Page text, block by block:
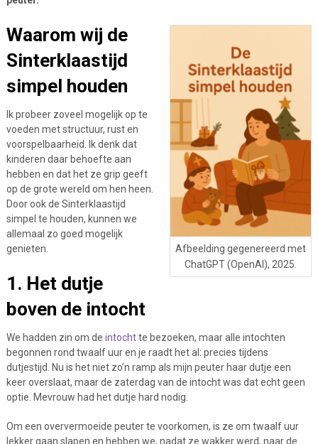
Afbeelding gegenereerd met
ChatGPT (OpenAI), 2025.
Waarom wij de
Sinterklaastijd
simpel houden
Ik probeer zoveel mogelijk op te
voeden met structuur, rust en
voorspelbaarheid. Ik denk dat
kinderen daar behoefte aan
hebben en dat het ze grip geeft
op de grote wereld om hen heen.
Door ook de Sinterklaastijd
simpel te houden, kunnen we
allemaal zo goed mogelijk
genieten.
1. Het dutje
boven de intocht
We hadden zin om de intochtte bezoeken, maar alle intochten
begonnen rond twaalf uur en je raadt het al: precies tijdens
dutjestijd. Nu is het niet zo’n ramp als mijn peuter haar dutje een
keer overslaat, maar de zaterdag van de intocht was dat echt geen
optie. Mevrouw had het dutje hard nodig.
Om een oververmoeide peuter te voorkomen, is ze om twaalf uur
lekker gaan slapen en hebben we, nadat ze wakker werd, naar de